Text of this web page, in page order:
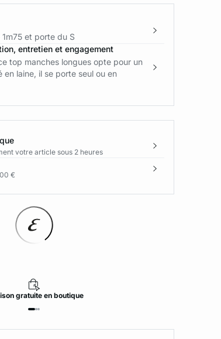
et porte du S
entretien et engagement
top manches longues opte pour un
laine, il se porte seul ou en
votre article sous 2 heures
€
gratuite en boutique